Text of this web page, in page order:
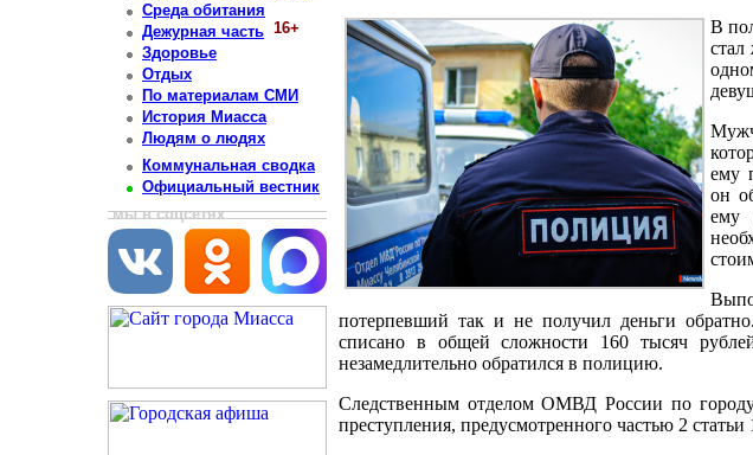
Среда обитания
Дежурная часть 16+
Здоровье
Отдых
По материалам СМИ
История Миасса
Людям о людях
Коммунальная сводка
Официальный вестник
мы в соцсетях
В
стал
ему
он
ему
потерпевший так и не получил деньги
списано в общей сложности 160 тысяч
незамедлительно обратился в полицию.
Следственным отделом ОМВД России по
преступления, предусмотренного частью 2